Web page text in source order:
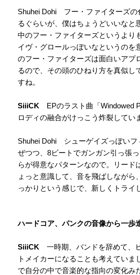
Shuhei Dohi フー・ファイターズの
るぐらいが、僕はちょうどいいなと
中のフー・ファイターズというより
イヴ・グロールっぽいなというのを
のフー・ファイターズは面白いアプ
るので、その頭のひねり方を真似し
すね。
SiiiCK EPのラスト曲「Windowed
ロディの融合がけっこう炸裂してい
Shuhei Dohi シューゲイズっぽいフ
ぜつつ、8ビートでガンガン引っ張
らが得意なパターンなので。リード
ょっと意識して、音を飛ばしながら
っかりという感じで、新しくトライ
ハードコア、パンクの音像から一歩
SiiiCK 一時期、バンドを辞めて、
トメイカーになることも考えていま
で自分の中で音楽的な指向の変化み